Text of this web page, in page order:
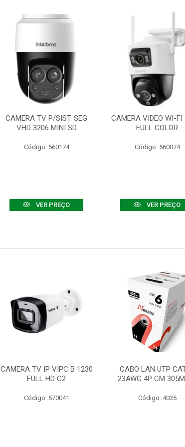
CAMERA TV P/SIST. SEG
VHD 3206 MINI SD
Código: 560174
VER PREÇO
CAMERA VIDEO WI-FI
FULL COLOR
Código: 560074
VER PREÇO
CAMERA TV IP VIPC B 1230
FULL HD G2
Código: 570041
CABO LAN UTP
23AWG 4P CM
Código: 4035